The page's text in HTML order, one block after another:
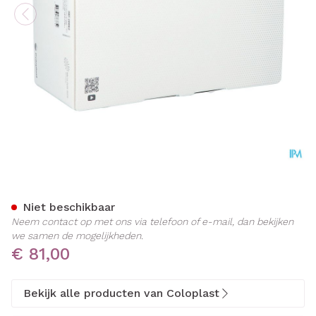
€ 81,00
Niet beschikbaar
Neem contact op met ons via telefoon of e-mail, dan bekijken
we samen de mogelijkheden.
Bekijk alle producten van Coloplast